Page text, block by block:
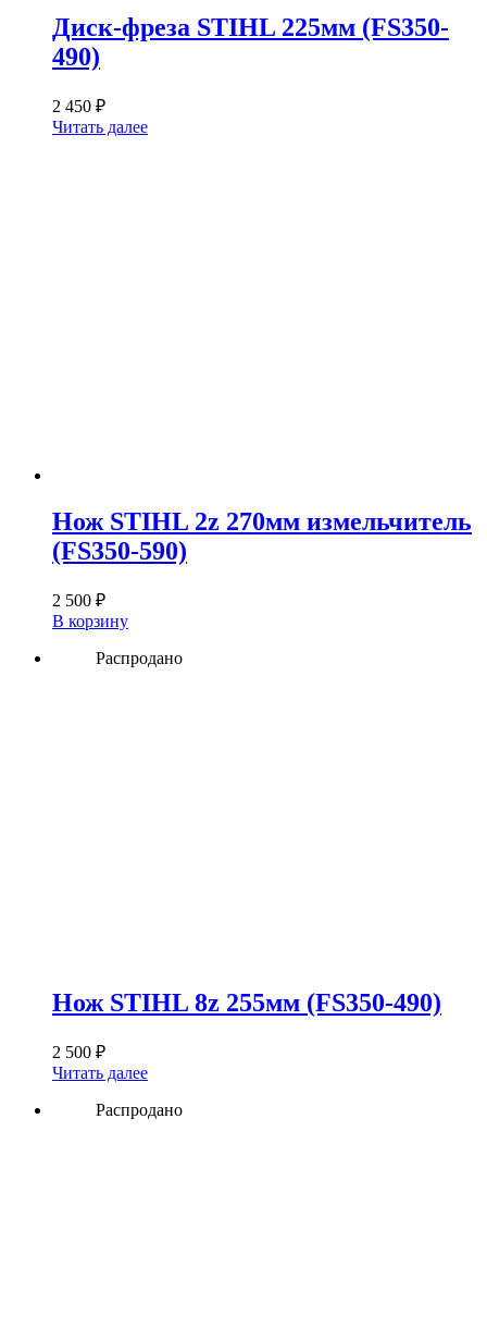
Диск-фреза STIHL 225мм (FS350-
490)
2 450 ₽
Читать далее
Нож STIHL 2z 270мм измельчитель
(FS350-590)
2 500 ₽
В корзину
Распродано
Нож STIHL 8z 255мм (FS350-490)
2 500 ₽
Читать далее
Распродано